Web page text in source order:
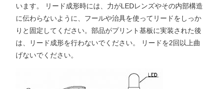
います。 リード成形時には、力がLEDレンズやその内部構造
に伝わらないように、フールや治具を使ってリードをしっか
りと固定してください。部品がプリント基板に実装された後
は、リード成形を行わないでください。 リードを2回以上曲
げないでください。